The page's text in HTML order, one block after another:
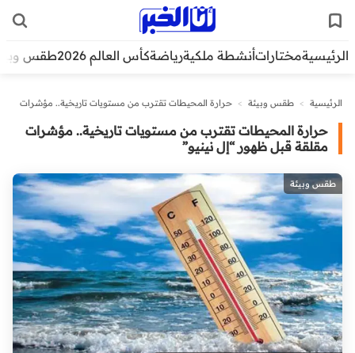
الرئيسيةمختاراتأنشطة ملكيةرياضةكأس العالم 2026 طقس
الرئيسية > طقس وبيئة > حرارة المحيطات تقترب من مستويات تاريخية.. مؤشرات
حرارة المحيطات تقترب من مستويات تاريخية.. مؤشرات
مقلقة قبل ظهور “إل نينيو”
طقس وبيئة